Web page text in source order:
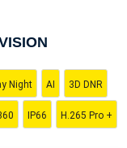
Night AI 3D DNR
IP66 H.265 Pro +